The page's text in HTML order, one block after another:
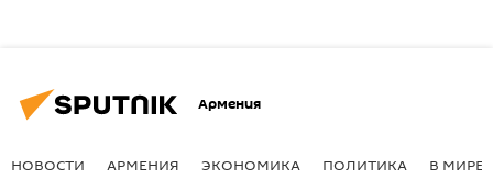
Армения
НОВОСТИ АРМЕНИЯ ЭКОНОМИКА ПОЛИТИКА В МИРЕ